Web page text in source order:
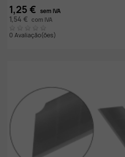
1,25 € sem IVA
1,54 € com IVA
0 Avaliação(ões)